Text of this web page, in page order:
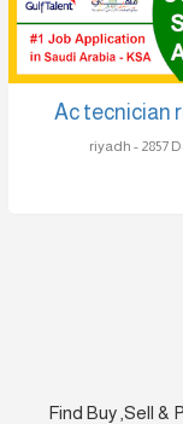
Ac
Find